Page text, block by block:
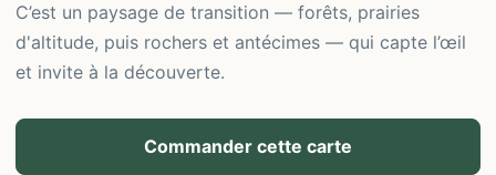
C’est un paysage de transition — forêts, prairies
d'altitude, puis rochers et antécimes — qui capte l’œil
et invite à la découverte.
Commander cette carte